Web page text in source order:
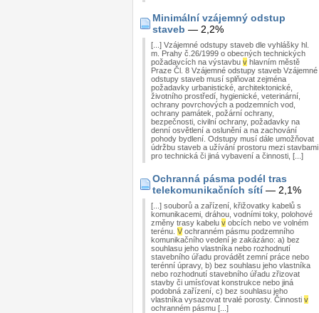
Minimální vzájemný odstup
staveb — 2,2%
[...] Vzájemné odstupy staveb dle vyhlášky hl.
m. Prahy č.26/1999 o obecných technických
požadavcích na výstavbu v hlavním městě
Praze Čl. 8 Vzájemné odstupy staveb Vzájemné
odstupy staveb musí splňovat zejména
požadavky urbanistické, architektonické,
životního prostředí, hygienické, veterinární,
ochrany povrchových a podzemních vod,
ochrany památek, požární ochrany,
bezpečnosti, civilní ochrany, požadavky na
denní osvětlení a oslunění a na zachování
pohody bydlení. Odstupy musí dále umožňovat
údržbu staveb a užívání prostoru mezi stavbami
pro technická či jiná vybavení a činnosti, [...]
Ochranná pásma podél tras
telekomunikačních sítí— 2,1%
[...] souborů a zařízení, křižovatky kabelů s
komunikacemi, dráhou, vodními toky, polohové
změny trasy kabelu v obcích nebo ve volném
terénu. V ochranném pásmu podzemního
komunikačního vedení je zakázáno: a) bez
souhlasu jeho vlastníka nebo rozhodnutí
stavebního úřadu provádět zemní práce nebo
terénní úpravy, b) bez souhlasu jeho vlastníka
nebo rozhodnutí stavebního úřadu zřizovat
stavby či umísťovat konstrukce nebo jiná
podobná zařízení, c) bez souhlasu jeho
vlastníka vysazovat trvalé porosty. Činnosti v
ochranném pásmu [...]